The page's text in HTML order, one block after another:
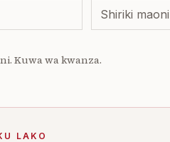
Kuwa wa kwanza.
LAKO